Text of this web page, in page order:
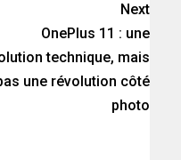
Next
OnePlus 11 : une
technique, mais
une révolution côté
photo